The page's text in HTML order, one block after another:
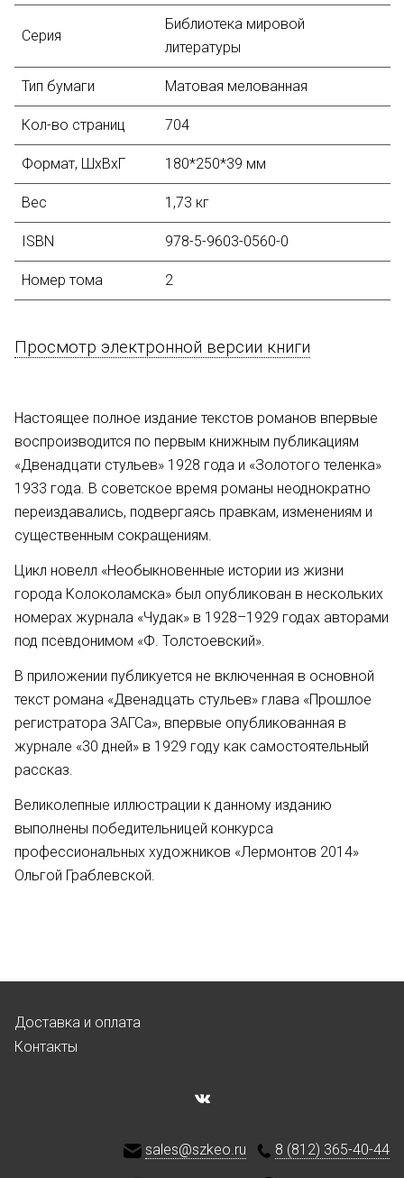
Серия
Библиотека мировой
литературы
Тип бумаги Матовая мелованная
Кол-во страниц 704
Формат, ШхВхГ 180*250*39 мм
Вес 1,73 кг
ISBN 978-5-9603-0560-0
Номер тома 2
Просмотр электронной версии книги
Настоящее полное издание текстов романов впервые
воспроизводится по первым книжным публикациям
«Двенадцати стульев» 1928 года и «Золотого теленка»
1933 года. В советское время романы неоднократно
переиздавались, подвергаясь правкам, изменениям и
существенным сокращениям.
Цикл новелл «Необыкновенные истории из жизни
города Колоколамска» был опубликован в нескольких
номерах журнала «Чудак» в 1928–1929 годах авторами
под псевдонимом «Ф. Толстоевский».
В приложении публикуется не включенная в основной
текст романа «Двенадцать стульев» глава «Прошлое
регистратора ЗАГСа», впервые опубликованная в
журнале «30 дней» в 1929 году как самостоятельный
рассказ.
Великолепные иллюстрации к данному изданию
выполнены победительницей конкурса
профессиональных художников «Лермонтов 2014»
Ольгой Граблевской.
Доставка и оплата
Контакты
sales@szkeo.ru 8 (812) 365-40-44